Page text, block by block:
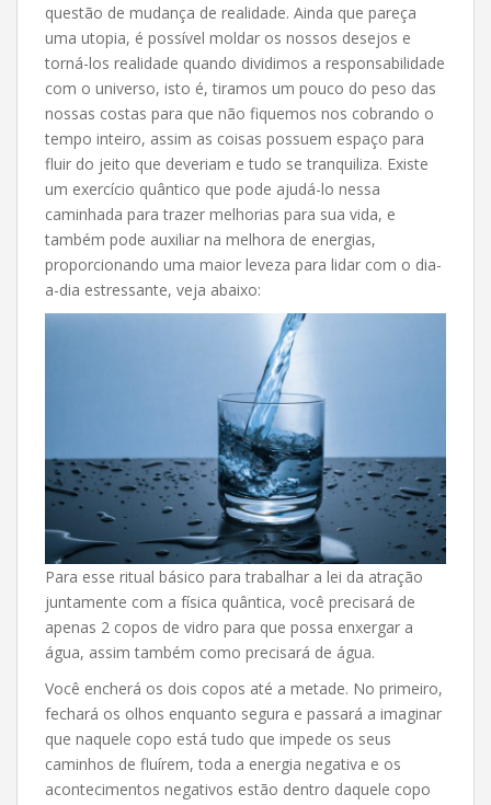
questão de mudança de realidade. Ainda que pareça
uma utopia, é possível moldar os nossos desejos e
torná-los realidade quando dividimos a responsabilidade
com o universo, isto é, tiramos um pouco do peso das
nossas costas para que não fiquemos nos cobrando o
tempo inteiro, assim as coisas possuem espaço para
fluir do jeito que deveriam e tudo se tranquiliza. Existe
um exercício quântico que pode ajudá-lo nessa
caminhada para trazer melhorias para sua vida, e
também pode auxiliar na melhora de energias,
proporcionando uma maior leveza para lidar com o dia-
a-dia estressante, veja abaixo:
Para esse ritual básico para trabalhar a lei da atração
juntamente com a física quântica, você precisará de
apenas 2 copos de vidro para que possa enxergar a
água, assim também como precisará de água.
Você encherá os dois copos até a metade. No primeiro,
fechará os olhos enquanto segura e passará a imaginar
que naquele copo está tudo que impede os seus
caminhos de fluírem, toda a energia negativa e os
acontecimentos negativos estão dentro daquele copo